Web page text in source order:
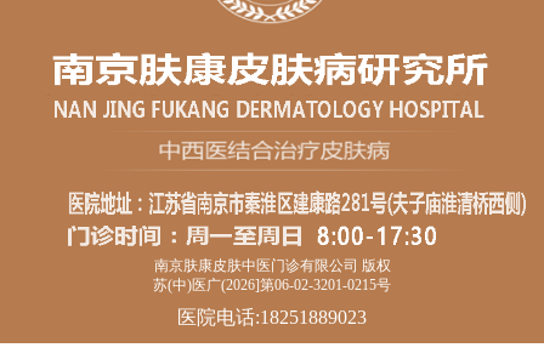
南京肤康皮肤中医门诊有限公司 版权
苏(中)医广(2026]第06-02-3201-0215号
医院电话:18251889023